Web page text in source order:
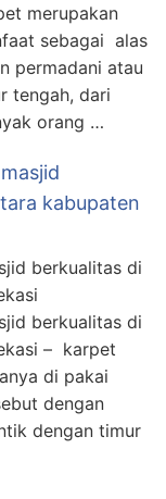
merupakan
sebagai alas
permadani atau
tengah, dari
orang …
kabupaten
berkualitas di
berkualitas di
– karpet
di pakai
dengan
dengan timur